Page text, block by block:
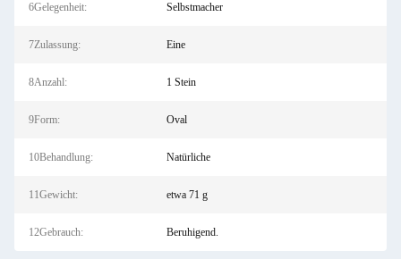
6Gelegenheit: Selbstmacher
7Zulassung: Eine
8Anzahl: 1 Stein
9Form: Oval
10Behandlung: Natürliche
11Gewicht: etwa 71 g
12Gebrauch: Beruhigend.